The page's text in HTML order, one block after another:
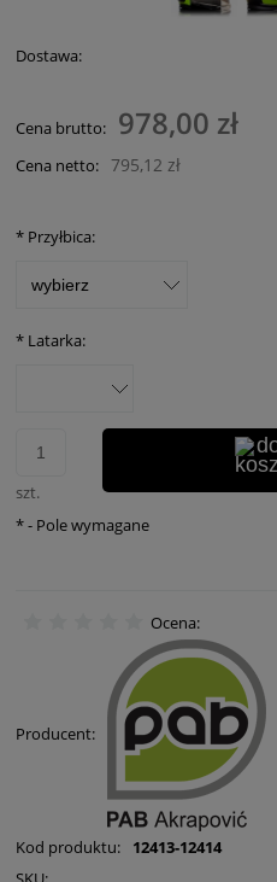
Dostawa:
Cena brutto: 978,00 zł
Cena netto: 795,12 zł
* Przyłbica:
* Latarka:
szt.
*- Pole wymagane
Ocena:
Producent:
Kod produktu:
12413-12414